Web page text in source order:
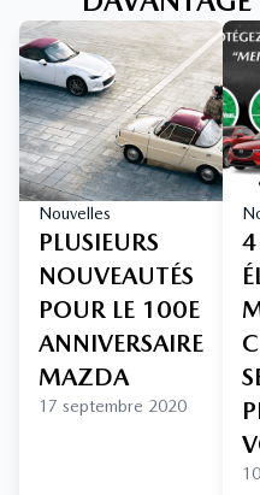
Nouvelles
PLUSIEURS
NOUVEAUTÉS
POUR LE 100E
ANNIVERSAIRE
MAZDA
17 septembre 2020